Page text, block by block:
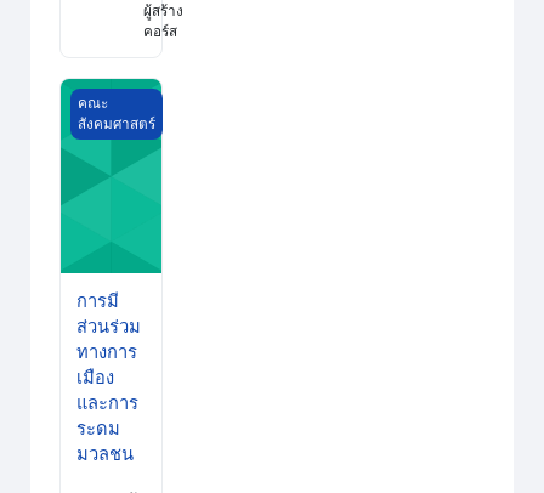
ผู้สร้าง
คอร์ส
การมีส่วนร่วมทางการเมืองและการระดมมวลชน
คณะ
สังคมศาสตร์
การมี
ส่วนร่วม
ทางการ
เมือง
และการ
ระดม
มวลชน